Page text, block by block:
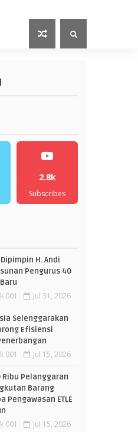
2.8k
Subscribes
Dipimpin H. Andi
Pengurus 40
001 Jul 31, 2026
Selenggarakan
Efisiensi
001 Jul 15, 2026
Pelanggaran
Barang
Pengawasan ETLE
001 Jul 15, 2026